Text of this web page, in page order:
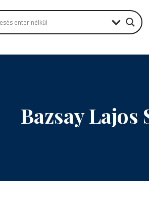
Bazsay Lajos